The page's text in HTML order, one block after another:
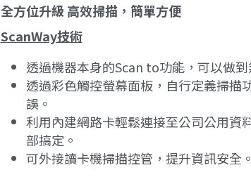
全方位升級 高效掃描，簡單方便
ScanWay技術
透過機器本身的Scan to功能，可以做
透過彩色觸控螢幕面板，自行定義掃描
誤。
利用內建網路卡輕鬆連接至公司公用資
部搞定。
可外接讀卡機掃描控管，提升資訊安全。